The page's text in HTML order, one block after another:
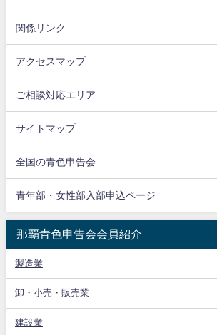
関係リンク
アクセスマップ
ご相談対応エリア
サイトマップ
全国の青色申告会
青年部・女性部入部申込ページ
那覇青色申告会会員紹介
製造業
卸・小売・販売業
建設業